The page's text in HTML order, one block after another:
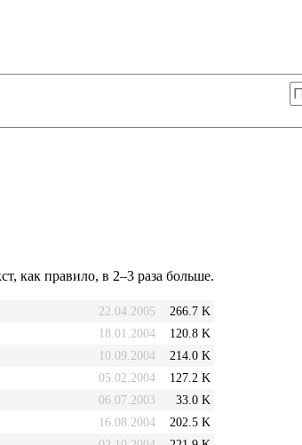
как правило, в 2–3 раза больше.
22.04.2005
266.7 K
18.01.2004
120.8 K
10.09.2004
214.0 K
05.02.2004
127.2 K
06.07.2003
33.0 K
16.08.2004
202.5 K